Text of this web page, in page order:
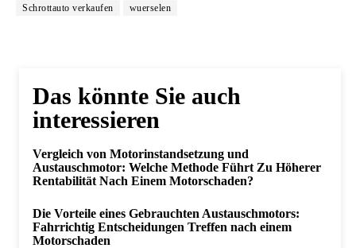
Schrottauto verkaufen wuerselen
Das könnte Sie auch
interessieren
Vergleich von Motorinstandsetzung und
Austauschmotor: Welche Methode Führt Zu Höherer
Rentabilität Nach Einem Motorschaden?
Die Vorteile eines Gebrauchten Austauschmotors:
Fahrrichtig Entscheidungen Treffen nach einem
Motorschaden